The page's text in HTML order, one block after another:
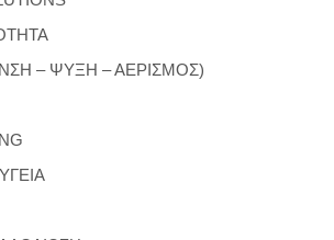
– ΨΥΞΗ – ΑΕΡΙΣΜΟΣ)